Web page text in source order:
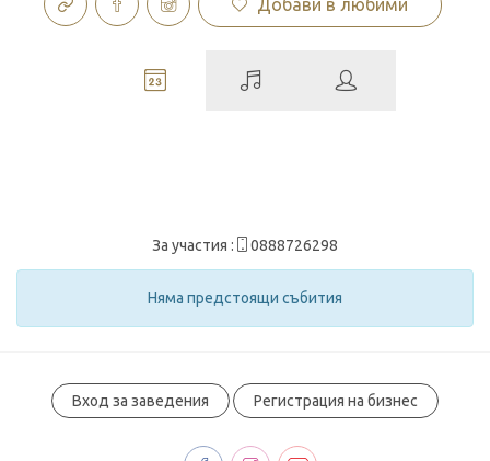
Добави в любими
За участия : 0888726298
Няма предстоящи събития
Вход за заведения Регистрация на бизнес